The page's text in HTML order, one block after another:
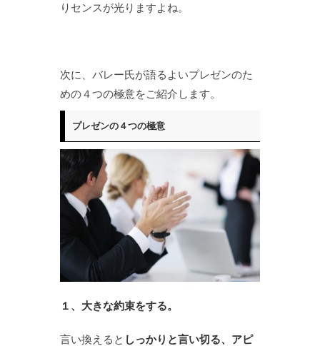
りセンスが光りますよね。
次に、バレー氏が語るよいプレゼンのた
めの４つの極意をご紹介します。
プレゼンの４つの極意
１、大きな約束をする。
言い換えると しっかりと言い切る、アピ